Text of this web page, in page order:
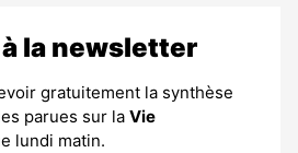
la newsletter
gratuitement la synthèse
parues sur la Vie
lundi matin.